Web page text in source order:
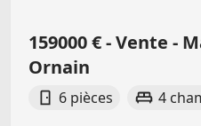
159000 € - Vente -
Ornain
6 pièces 4